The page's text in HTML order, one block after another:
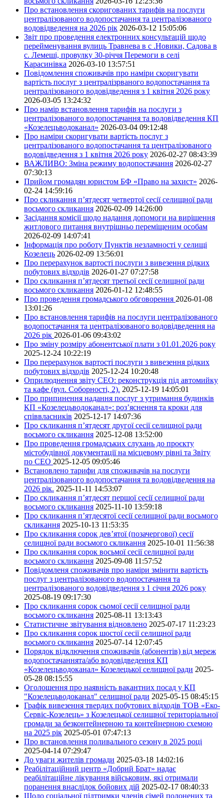
Про встановлення скоригованих тарифів на послуги
централізованого водопостачання та централізованого
водовідведення на 2026 рік 2026-03-12 15:05:06
Звіт про проведення електронних консультацій щодо
перейменування вулиць Травнева в с .Новики, Садова в
с. Лемеші, провулку 30-річчя Перемоги в селі
Карасинівка 2026-03-10 13:57:51
Повідомлення споживачів про наміри скоригувати
вартість послуг з централізрваного водопостачання та
централізованого водовідведення з 1 квітня 2026 року
2026-03-05 13:24:32
Про намір встановлення тарифів на послуги з
централізованого водопостачання та водовідведення КП
«Козелецьводоканал» 2026-03-04 09:12:48
Про наміри скоригувати вартість послуг з
централізованого водопостачання та централізованого
водовідведення з 1 квітня 2026 року 2026-02-27 08:43:39
ВАЖЛИВО: Зміна режиму водопостачання 2026-02-27
07:30:13
Прийом громадян юристом БФ «Право на захист» 2026-
02-24 14:59:16
Про скликання п’ятдесят четвертої сесії селищної ради
восьмого скликання 2026-02-09 14:26:00
Засідання комісії щодо надання допомоги на вирішення
житлового питання внутрішньо переміщеним особам
2026-02-09 14:07:41
Інформація про роботу Пунктів незламності у селищі
Козелець 2026-02-09 13:56:01
Про перерахунок вартості послуги з вивезення рідких
побутових відходів 2026-01-27 07:27:58
Про скликання п’ятдесят третьої сесії селищної ради
восьмого скликання 2026-01-12 12:48:55
Про проведення громадського обговорення 2026-01-08
13:01:26
Про встановлення тарифів на послуги централізованого
водопостачання та централізованого водовідведення на
2026 рік 2026-01-06 09:43:02
Про зміну розміру абонентської плати з 01.01.2026 року
2025-12-24 10:22:19
Про перерахунок вартості послуги з вивезення рідких
побутових відходів 2025-12-24 10:20:48
Оприлюднення звіту СЕО: реконструкція під автомийку
та кафе (вул. Соборності, 2). 2025-12-19 14:05:01
Про припинення надання послуг з утримання будинків
КП «Козелецьводоканал»: роз’яснення та кроки для
співвласників 2025-12-17 14:07:36
Про скликання п’ятдесят другої сесії селищної ради
восьмого скликання 2025-12-08 13:52:00
Про проведення громадських слухань до проєкту
містобудівної документації на місцевому рівні та Звіту
по СЕО 2025-12-05 09:05:46
Встановлено тарифи для споживачів на послуги
централізованого водопостачання та водовідведення на
2026 рік. 2025-11-11 14:53:07
Про скликання п’ятдесят першої сесії селищної ради
восьмого скликання 2025-11-10 13:59:18
Про скликання п’ятдесятої сесії селищної ради восьмого
скликання 2025-10-13 11:53:35
Про скликання сорок дев’ятої (позачергової) сесії
селищної ради восьмого скликання 2025-10-01 11:56:38
Про скликання сорок восьмої сесії селищної ради
восьмого скликання 2025-09-08 11:57:52
Повідомленя споживачів про наміри змінити вартість
послуг з централізованого водопостачання та
централізованого водовідведення з 1 січня 2026 року
2025-08-19 09:17:30
Про скликання сорок сьомої сесії селищної ради
восьмого скликання 2025-08-11 13:13:43
Статистичне звітування відновлено 2025-07-17 11:23:23
Про скликання сорок шостої сесії селищної ради
восьмого скликання 2025-07-14 12:07:45
Порядок відключення споживачів (абонентів) від мереж
водопостачаннята/або водовідведення КП
«Козелецьводоканал» Козелецької селищної ради 2025-
05-28 08:15:55
Оголошення про наявність вакантних посад у КП
"Козелецьводоканал" селищної ради 2025-05-15 08:45:15
Графік вивезення твердих побутових відходів ТОВ «Еко-
Сервіс-Козелець» з Козелецької селищної територіальної
громади за безконтейнерною та контейнерною схемою
на 2025 рік 2025-05-01 07:47:13
Про встановлення поливального сезону в 2025 році
2025-04-14 07:29:47
До уваги жителів громади 2025-03-18 14:02:16
Реабілітаційний центр «Добрий Брат» надає
реабілітаційне лікування військовим, які отримали
поранення внаслідок бойових дій 2025-02-17 08:40:33
Щодо соціальної підтримки членів сімей полонених та